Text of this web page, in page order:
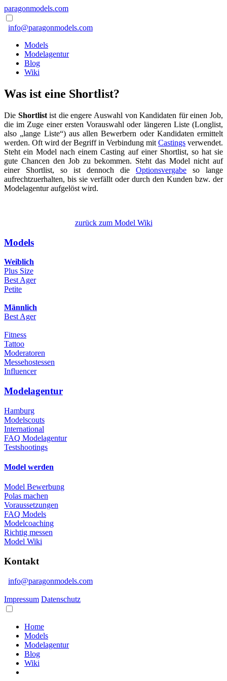
paragonmodels.com
info@paragonmodels.com
Models
Modelagentur
Blog
Wiki
Was ist eine Shortlist?
Die Shortlistist die engere Auswahl von Kandidaten für einen Job,
die im Zuge einer ersten Vorauswahl oder längeren Liste (Longlist,
also „lange Liste“) aus allen Bewerbern oder Kandidaten ermittelt
werden. Oft wird der Begriff in Verbindung mit Castings verwendet.
Steht ein Model nach einem Casting auf einer Shortlist, so hat sie
gute Chancen den Job zu bekommen. Steht das Model nicht auf
einer Shortlist, so ist dennoch die Optionsvergabe so lange
aufrechtzuerhalten, bis sie verfällt oder durch den Kunden bzw. der
Modelagentur aufgelöst wird.
zurück zum Model Wiki
Models
Weiblich
Plus Size
Best Ager
Petite
Männlich
Best Ager
Fitness
Tattoo
Moderatoren
Messehostessen
Influencer
Modelagentur
Hamburg
Modelscouts
International
FAQ Modelagentur
Testshootings
Model werden
Model Bewerbung
Polas machen
Voraussetzungen
FAQ Models
Modelcoaching
Richtig messen
Model Wiki
Kontakt
info@paragonmodels.com
Impressum Datenschutz
Home
Models
Modelagentur
Blog
Wiki